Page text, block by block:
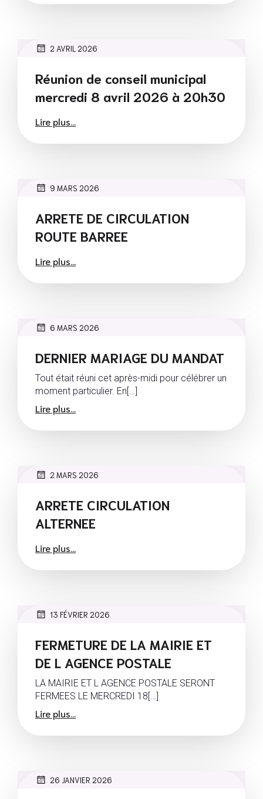
2 AVRIL 2026
Réunion de conseil municipal
mercredi 8 avril 2026 à 20h30
Lire plus...
9 MARS 2026
ARRETE DE CIRCULATION
ROUTE BARREE
Lire plus...
6 MARS 2026
DERNIER MARIAGE DU MANDAT
Tout était réuni cet après-midi pour célébrer un
moment particulier. En[…]
Lire plus...
2 MARS 2026
ARRETE CIRCULATION
ALTERNEE
Lire plus...
13 FÉVRIER 2026
FERMETURE DE LA MAIRIE ET
DE L AGENCE POSTALE
LA MAIRIE ET L AGENCE POSTALE SERONT
FERMEES LE MERCREDI 18[…]
Lire plus...
26 JANVIER 2026